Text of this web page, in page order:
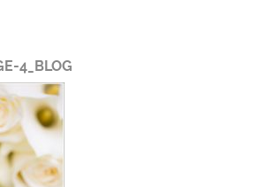
4_BLOG